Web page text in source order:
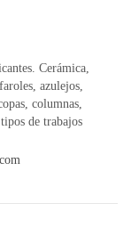
Cerámica,
azulejos,
columnas,
de trabajos